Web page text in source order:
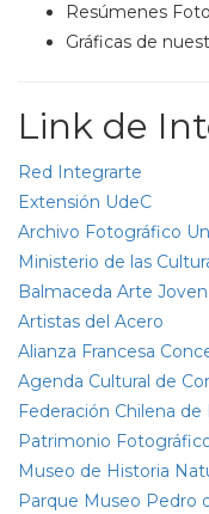
Resúmenes
Gráficas de
Link de
Red Integrarte
Extensión UdeC
Archivo Fotográfico
Ministerio de las
Balmaceda Arte Joven
Artistas del Acero
Alianza Francesa
Agenda Cultural de
Federación Chilena de
Patrimonio
Museo de Historia
Parque Museo Pedro